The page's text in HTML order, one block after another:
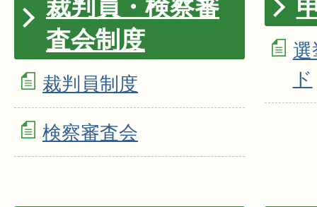
裁判員・検察審
査会制度
裁判員制度
検察審査会
ド